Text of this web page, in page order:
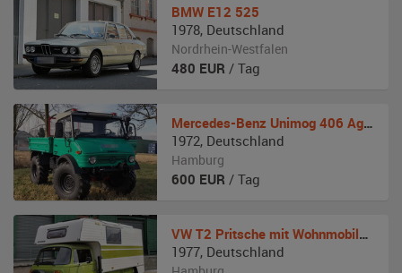
BMW E12 525
1978, Deutschland
Nordrhein-Westfalen
480 EUR / Tag
Mercedes-Benz Unimog 406 Agrar
1972, Deutschland
Hamburg
600 EUR / Tag
VW T2 Pritsche mit Wohnmobilaufbau
1977, Deutschland